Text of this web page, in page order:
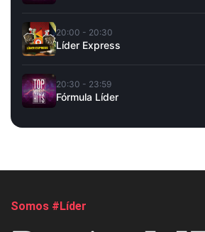
20:00 - 20:30
Líder Express
20:30 - 23:59
Fórmula Líder
Somos #Líder